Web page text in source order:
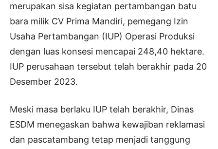
merupakan sisa kegiatan pertambangan batu
bara milik CV Prima Mandiri, pemegang Izin
Usaha Pertambangan (IUP) Operasi Produksi
dengan luas konsesi mencapai 248,40 hektare.
IUP perusahaan tersebut telah berakhir pada 20
Desember 2023.
Meski masa berlaku IUP telah berakhir, Dinas
ESDM menegaskan bahwa kewajiban reklamasi
dan pascatambang tetap menjadi tanggung